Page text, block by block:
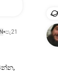
පැ21